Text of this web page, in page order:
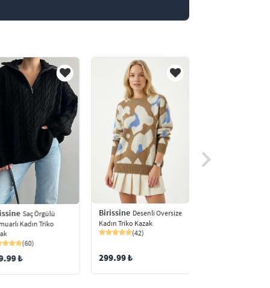
Saç Örgülü
Kadın Triko
(60)
₺
Birissine Desenli Oversize
Kadın Triko Kazak
(42)
299.99 ₺